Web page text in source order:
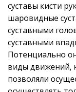
суставы кисти
шаровидные
суставными
суставными
Потенциально
виды движений,
позволяли